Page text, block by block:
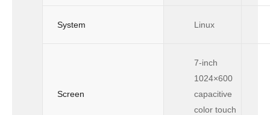
System Linux
Screen
7-inch
1024×600
capacitive
color touch